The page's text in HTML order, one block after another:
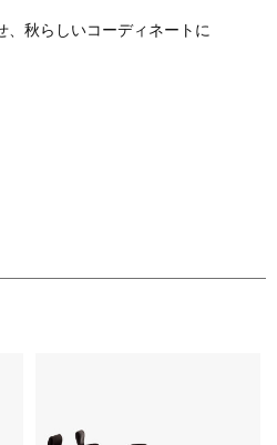
秋らしいコーディネートに